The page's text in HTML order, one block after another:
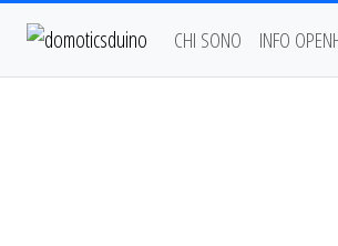
CHI SONO INFO